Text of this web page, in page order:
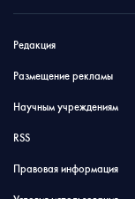
Редакция
Размещение рекламы
Научным учреждениям
RSS
Правовая информация